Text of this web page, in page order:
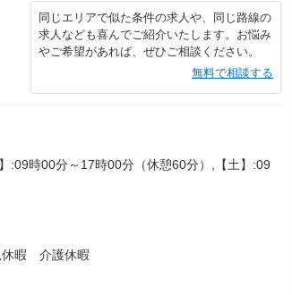
同じエリアで似た条件の求人や、同じ路線の
求人なども喜んでご紹介いたします。お悩み
やご希望があれば、ぜひご相談ください。
無料で相談する
:09時00分～17時00分（休憩60分）,【土】:09
暇 介護休暇